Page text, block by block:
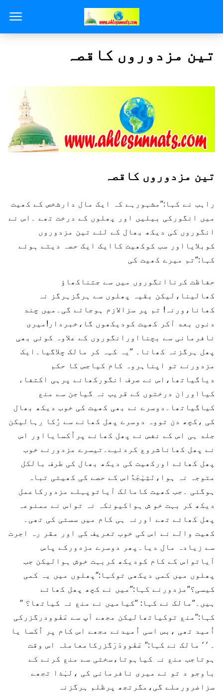
تین مزدوروں کاقصہ
تین مزدوروں کاقصہ
راہب نے کہا:”مشہورہے کہ ایک مال دارشخص کے کھیت
میں انگورکی بیلیں اور پھلوں کے درخت تھے ۔اس نے
انگوروں کی دیکھ بھال کے لئے تین مزدوروں
کوبلایااور سب کوکھیت کاایک ایک حصہ دیتے ہوئے
کہا:”تم میرے کھیت کی
حفاظت کرناانگوروں میں سے جتناکھاؤ
کھالینا،لیکن بقیہ پھلوں سے ہرگزہرگز نہ
کھانا،ورنہ! تم پر سزالازم ہوجائے گی۔میں چند
دنوں بعد آکر کھیت کودیکھوں گا،خبردار!میری
نافرمانی سے بچنااورانگوروں کے علاوہ کوئی بھی
پھل ہرگزنہ کھانا۔ ”یہ کہہ کر مالک چلاگیا۔ایک
مزدورنے تو اپناہروہ کام کیاجس کا حکم
دیاگیاتھا،اس نے صرف انگورکھانے پرہی اکتفاء
کیااوران درختوں کے قریب نہ گیاجن سے منع
کیاگیاتھا۔دوسرے نے بھی کھیت کی خوب دیکھ بھال
کی ،کچھ دن تووہ دوسرے پھل کھانے سے رُکا رہالیکن
جلد ہی اس کے نفس نے پھل کھانے پراُکسایااور اس
نے پھل کھاناشروع کردئیے۔تیسرے مزدورنے خوب
پھل کھائے اورکھیت کی دیکھ بھال کی طرف بالکل
متوجہ نہ ہوا،نَتِیْجَۃًاس کے حصے کی کھیتی تباہ
ہوگئی ۔جب کھیت کامالک آیاتوپہلے مزدورکاعمل
دیکھ کر بہت خو ش ہواکیونکہ نہ تواس نے ممنوعہ
پھل کھائے تھے اورنہ ہی کام میں سستی کی تھی۔
کھیت والے نے اس کی خوب تعریف کی اور مقر رہ اجرت
سے زیادہ مال دیا۔پھر دوسرے مزدورکے پاس
آیاتواس کے کام کودیکھ کربہت خوش ہوالیکن جب
پھلوں میں کمی دیکھی توکہا:”پھلوں میں یہ کمی
کیسی؟”مزدورنے کہا:”میں نے کچھ پھل کھائے
ہیں۔”مالک نے کہا: ”کیامیں نے منع نہ کیاتھا؟ ”
کہا:”منع توکیاتھالیکن مجھے آپ سے عَفْوودرگزرکی
اُمید تھی ،بس اسی اُمیدنے مجھے اس کام پر اُکسا یا
۔ ‘ ‘ مالک نے کہا:” عَفْوودَرْگزرکامعاملہ اس وقت
ہوتاجب منع نہ کیاہوتا،سختی سے منع کرنے کے
باوجو د تو نے میری نافرمانی کی ،لہٰذا تجھے
سزاضرورملے گی،مگرتجھ پرظلم ہرگزنہ